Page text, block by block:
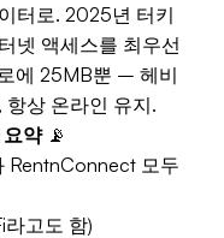
터로. 2025년 터키
넷 액세스를 최우선
에 25MB뿐 – 헤비
상 온라인 유지.
약📡
RentnConnect 모두
고도 함)